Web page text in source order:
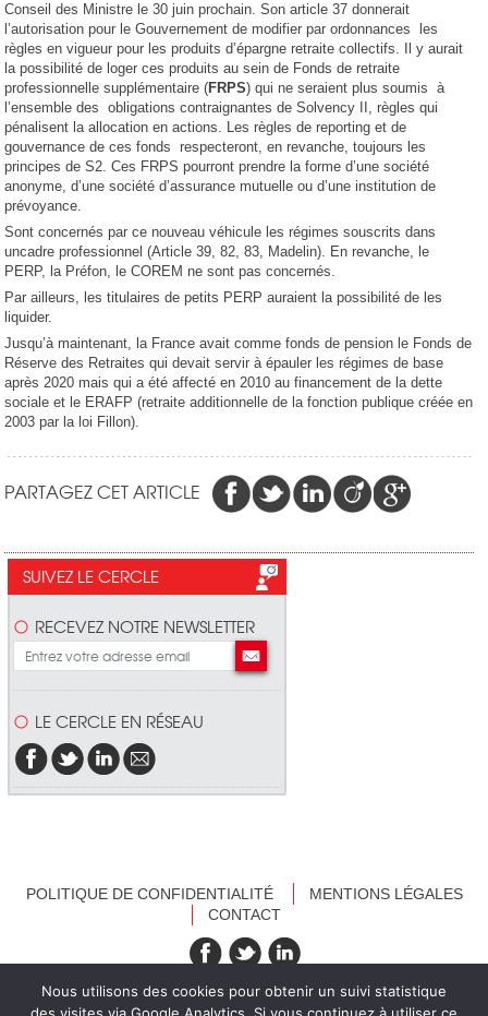
Conseil des Ministre le 30 juin prochain. Son article 37 donnerait
l’autorisation pour le Gouvernement de modifier par ordonnances les
règles en vigueur pour les produits d’épargne retraite collectifs. Il y aurait
la possibilité de loger ces produits au sein de Fonds de retraite
professionnelle supplémentaire (FRPS) qui ne seraient plus soumis à
l’ensemble des obligations contraignantes de Solvency II, règles qui
pénalisent la allocation en actions. Les règles de reporting et de
gouvernance de ces fonds respecteront, en revanche, toujours les
principes de S2. Ces FRPS pourront prendre la forme d’une société
anonyme, d’une société d’assurance mutuelle ou d’une institution de
prévoyance.
Sont concernés par ce nouveau véhicule les régimes souscrits dans
uncadre professionnel (Article 39, 82, 83, Madelin). En revanche, le
PERP, la Préfon, le COREM ne sont pas concernés.
Par ailleurs, les titulaires de petits PERP auraient la possibilité de les
liquider.
Jusqu’à maintenant, la France avait comme fonds de pension le Fonds de
Réserve des Retraites qui devait servir à épauler les régimes de base
après 2020 mais qui a été affecté en 2010 au financement de la dette
sociale et le ERAFP (retraite additionnelle de la fonction publique créée en
2003 par la loi Fillon).
PARTAGEZ CET ARTICLE
SUIVEZ LE CERCLE
RECEVEZ NOTRE NEWSLETTER
LE CERCLE EN RÉSEAU
POLITIQUE DE CONFIDENTIALITÉ
MENTIONS LÉGALES
CONTACT
recevez nos newsletters
Nous utilisons des cookies pour obtenir un suivi statistique